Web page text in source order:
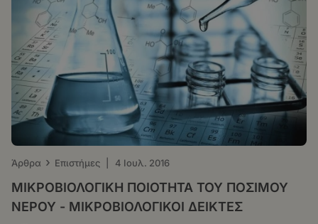
Άρθρα › Επιστήμες 4 Ιουλ. 2016
ΜΙΚΡΟΒΙΟΛΟΓΙΚΗ ΠΟΙΟΤΗΤΑ ΤΟΥ ΠΟΣΙΜΟΥ
ΝΕΡΟΥ - ΜΙΚΡΟΒΙΟΛΟΓΙΚΟΙ ΔΕΙΚΤΕΣ